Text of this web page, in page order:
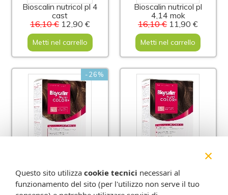
Bioscalin nutricol pl 4
cast
16,10 €12,90 €
Metti nel carrello
Bioscalin nutricol pl
4,14 mok
16,10 € 11,90 €
Metti nel carrello
-26%
Bioscalin nutricol pl 4,3
cast
16,10 €11,90 €
Bioscalin nutricol pl 5
cas ch
16,10 €
×
Questo sito utilizza cookie tecnici necessari al
funzionamento del sito (per l'utilizzo non serve il tuo